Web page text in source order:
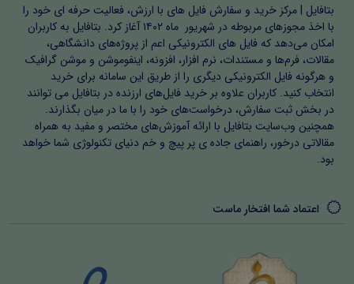
بتافایل | مرکز خرید و سفارش فایل های با ارزش، فعالیت حرفه ای خود را
با اخذ مجوزهای مربوطه در شهریور ماه ۱۴۰۲ آغاز کرد. بتافایل به کاربران
امکان می‌دهد که فایل های الکترونیکی اعم از پروژه‌های دانشگاهی،
مقالات، فرم‌ها و مستندات، نرم افزار، افزونه، اینفوموشن و موشن گرافیک
و هرگونه فایل الکترونیکی دیگری را از طریق این سامانه برای خرید
انتخاب کنید. کاربران علاوه بر خرید فایل‌های ارزنده در بتافایل می توانند
در بخش ثبت سفارش، درخواست‌های خود را با ما در میان بگذارند.
همچنین وب‌سایت بتافایل با ارائه آموزش‌های مختصر و مفید به همراه
مقالاتی درخور، راهنمای جاده ی پر پیچ و خم دنیای تکنولوژی شما خواهد
بود.
اعتماد شما افتخار ماست